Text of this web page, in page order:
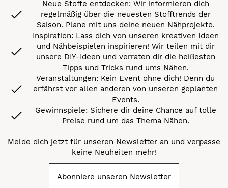
Neue Stoffe entdecken: Wir informieren dich
regelmäßig über die neuesten Stofftrends der
Saison. Plane mit uns deine neuen Nähprojekte.
Inspiration: Lass dich von unseren kreativen Ideen
und Nähbeispielen inspirieren! Wir teilen mit dir
unsere DIY-Ideen und verraten dir die heißesten
Tipps und Tricks rund ums Nähen.
Veranstaltungen: Kein Event ohne dich! Denn du
erfährst vor allen anderen von unseren geplanten
Events.
Gewinnspiele: Sichere dir deine Chance auf tolle
Preise rund um das Thema Nähen.
Melde dich jetzt für unseren Newsletter an und verpasse
keine Neuheiten mehr!
Abonniere unseren Newsletter